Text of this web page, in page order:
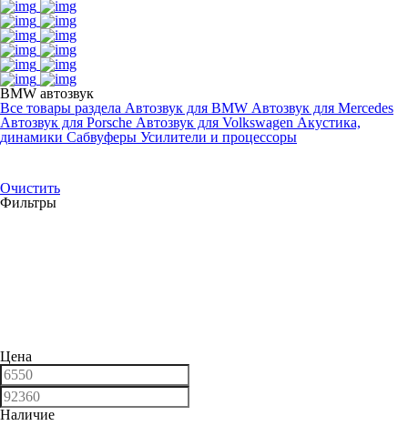
BMW автозвук
Все товары раздела Автозвук для BMW Автозвук для Mercedes
Автозвук для Porsche Автозвук для Volkswagen Акустика,
динамики Сабвуферы Усилители и процессоры
Очистить
Фильтры
Цена
Наличие